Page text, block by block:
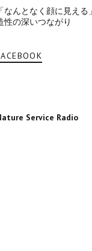
「なんとなく顔に見え
性の深いつながり
Service Radio